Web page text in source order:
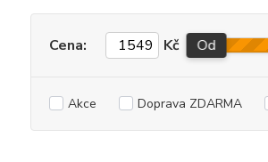
Cena: Kč Od
Akce Doprava ZDARMA